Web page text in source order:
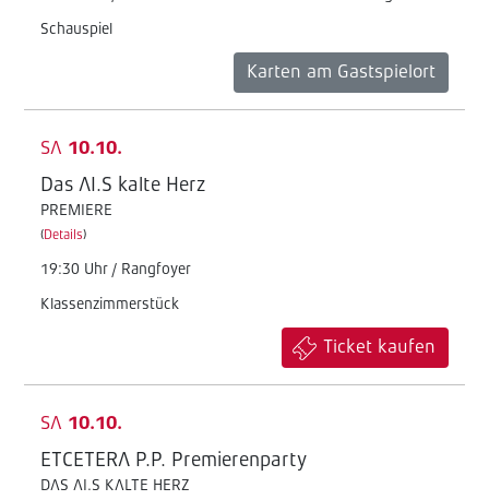
Schauspiel
Karten am Gastspielort
SA 10.10.
Das AI.S kalte Herz
PREMIERE
(Details)
19:30 Uhr / Rangfoyer
Klassenzimmerstück
Ticket kaufen
SA 10.10.
ETCETERA P.P. Premierenparty
DAS AI.S KALTE HERZ